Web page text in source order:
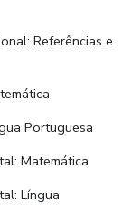
Referências e
Portuguesa
Matemática
Língua